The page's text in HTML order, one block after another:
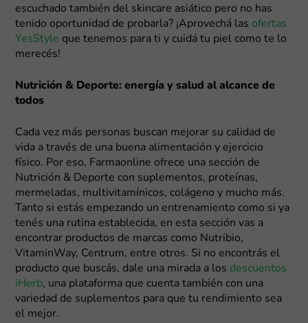
escuchado también del skincare asiático pero no has
tenido oportunidad de probarla? ¡Aprovechá las ofertas
YesStyle que tenemos para ti y cuidá tu piel como te lo
merecés!
Nutrición & Deporte: energía y salud al alcance de
todos
Cada vez más personas buscan mejorar su calidad de
vida a través de una buena alimentación y ejercicio
físico. Por eso, Farmaonline ofrece una sección de
Nutrición & Deporte con suplementos, proteínas,
mermeladas, multivitamínicos, colágeno y mucho más.
Tanto si estás empezando un entrenamiento como si ya
tenés una rutina establecida, en esta sección vas a
encontrar productos de marcas como Nutribio,
VitaminWay, Centrum, entre otros. Si no encontrás el
producto que buscás, dale una mirada a los descuentos
iHerb, una plataforma que cuenta también con una
variedad de suplementos para que tu rendimiento sea
el mejor.